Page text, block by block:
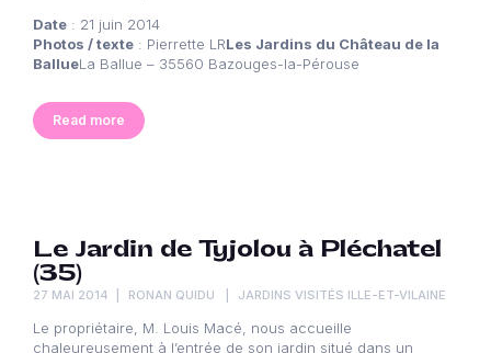
Date : 21 juin 2014
Photos / texte : Pierrette LRLes Jardins du Château de la
BallueLa Ballue – 35560 Bazouges-la-Pérouse
Read more
Le Jardin de Tyjolou à Pléchatel
(35)
27 MAI 2014 RONAN QUIDU JARDINS VISITÉS ILLE-ET-VILAINE
Le propriétaire, M. Louis Macé, nous accueille
chaleureusement à l’entrée de son jardin situé dans un